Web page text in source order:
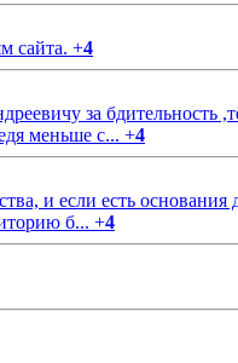
сайта. +4
за
меньше с... +4
и если есть основания
б... +4